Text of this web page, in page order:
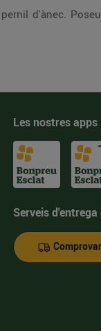
d'ànec.
Les nostres apps
Serveis